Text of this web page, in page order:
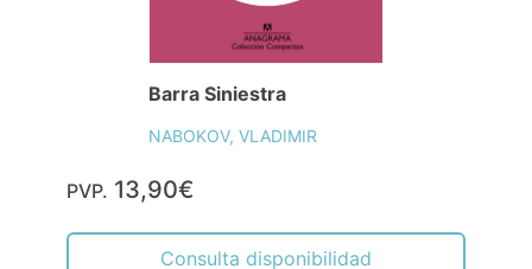
Barra Siniestra
NABOKOV, VLADIMIR
PVP. 13,90€
Consulta disponibilidad